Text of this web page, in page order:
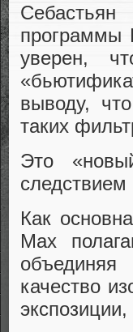
программы
уверен,
выводу,
таких
Это
следствием
Как
Max
качество